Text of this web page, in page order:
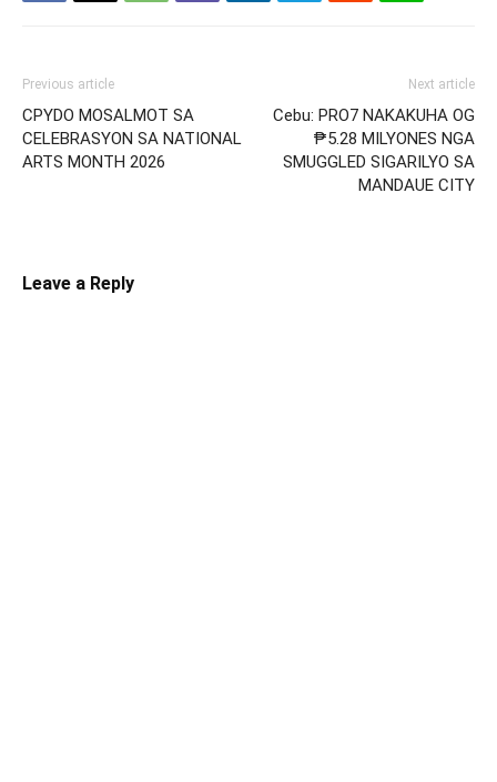
Previous article
CPYDO MOSALMOT SA
CELEBRASYON SA NATIONAL
ARTS MONTH 2026
Next article
Cebu: PRO7 NAKAKUHA OG
₱5.28 MILYONES NGA
SMUGGLED SIGARILYO SA
MANDAUE CITY
Leave a Reply